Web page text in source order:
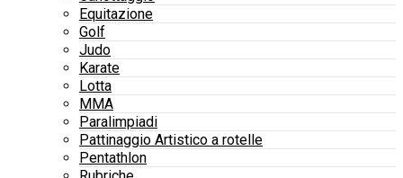
Equitazione
Golf
Judo
Karate
Lotta
MMA
Paralimpiadi
Pattinaggio Artistico a rotelle
Pentathlon